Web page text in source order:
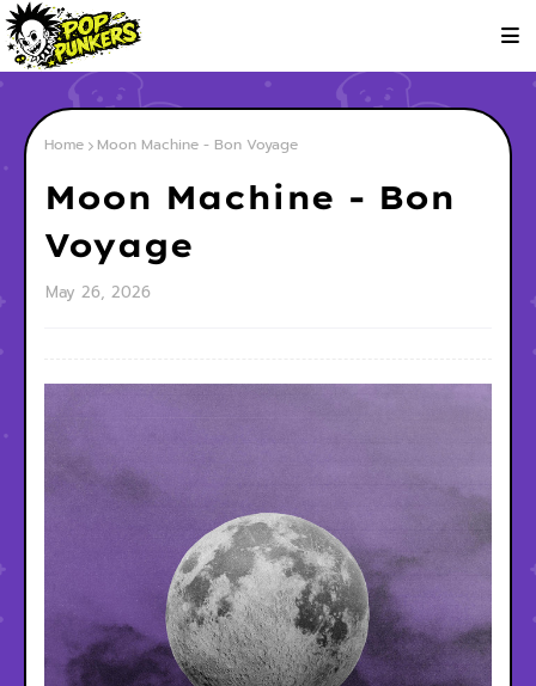
Home Moon Machine - Bon Voyage
Moon Machine - Bon
Voyage
May 26, 2026